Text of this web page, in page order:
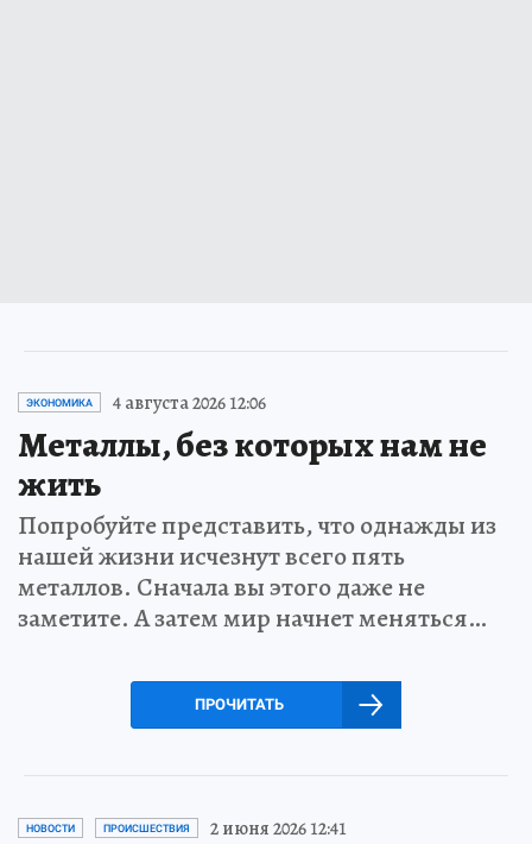
ЭКОНОМИКА 4 августа 2026 12:06
Металлы, без которых нам не
жить
Попробуйте представить, что однажды из
нашей жизни исчезнут всего пять
металлов. Сначала вы этого даже не
заметите. А затем мир начнет меняться…
ПРОЧИТАТЬ
НОВОСТИ ПРОИСШЕСТВИЯ 2 июня 2026 12:41